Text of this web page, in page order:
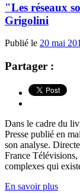
"Les réseaux
Grigolini
Publié le 20 mai
Partager :
Dans le cadre du
Presse publié en
son analyse.
France
complexes qui
En savoir plus